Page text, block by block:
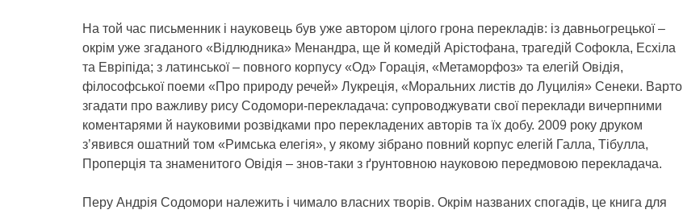
На той час письменник і науковець був уже автором цілого грона перекладів: із давньогрецької –
окрім уже згаданого «Відлюдника» Менандра, ще й комедій Арістофана, трагедій Софокла, Есхіла
та Евріпіда; з латинської – повного корпусу «Од» Горація, «Метаморфоз» та елегій Овідія,
філософської поеми «Про природу речей» Лукреція, «Моральних листів до Луцилія» Сенеки. Варто
згадати про важливу рису Содомори-перекладача: супроводжувати свої переклади вичерпними
коментарями й науковими розвідками про перекладених авторів та їх добу. 2009 року друком
з’явився ошатний том «Римська елегія», у якому зібрано повний корпус елегій Галла, Тібулла,
Проперція та знаменитого Овідія – знов-таки з ґрунтовною науковою передмовою перекладача.
Перу Андрія Содомори належить і чимало власних творів. Окрім названих спогадів, це книга для